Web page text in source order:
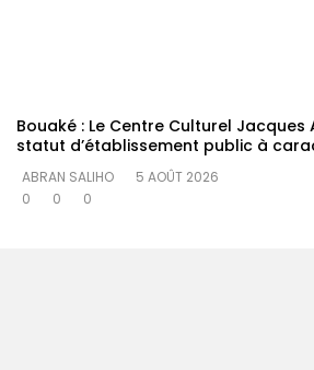
Bouaké : Le Centre Culturel Jacques
statut d’établissement public à
ABRAN SALIHO
5 AOÛT 2026
0
0 0